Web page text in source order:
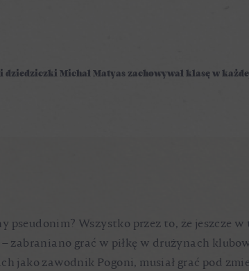
Michał Matyas zachowywał klasę w
pseudonim? Wszystko przez to, że jeszcze
zabraniano grać w piłkę w drużynach
jako zawodnik Pogoni, musiał grać pod